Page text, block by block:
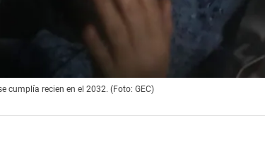
cumplía recien en el 2032. (Foto: GEC)